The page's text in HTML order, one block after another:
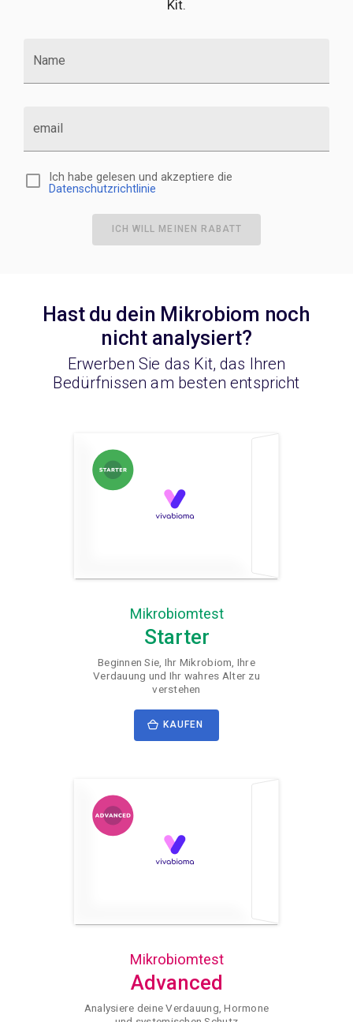
Kit.
Name
email
Ich habe gelesen und akzeptiere die
Datenschutzrichtlinie
ICH WILL MEINEN RABATT
Hast du dein Mikrobiom noch
nicht analysiert?
Erwerben Sie das Kit, das Ihren
Bedürfnissen am besten entspricht
Mikrobiomtest
Starter
Beginnen Sie, Ihr Mikrobiom, Ihre
Verdauung und Ihr wahres Alter zu
verstehen
KAUFEN
Mikrobiomtest
Advanced
Analysiere deine Verdauung, Hormone